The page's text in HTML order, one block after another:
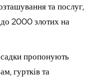
та послуг,
2000 злотих на
пропонують
гуртків та